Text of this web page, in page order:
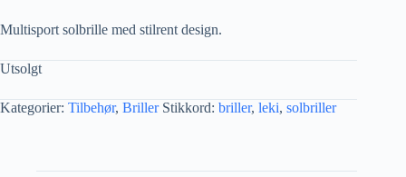
Multisport solbrille med stilrent design.
Utsolgt
Kategorier: Tilbehør, Briller Stikkord: briller, leki, solbriller